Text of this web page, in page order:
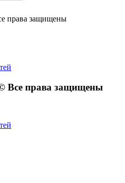
права защищены
Все права защищены